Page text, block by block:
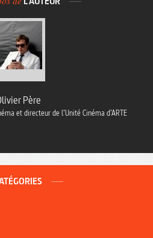
Père
et directeur de l’Unité Cinéma d’ARTE